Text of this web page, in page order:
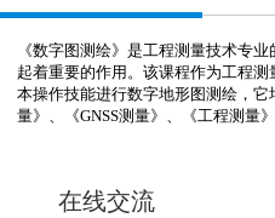
《数字图测绘》是工程测量技术专
起着重要的作用。该课程作为工程
本操作技能进行数字地形图测绘，
量》、《GNSS测量》、《工程测量
在线交流